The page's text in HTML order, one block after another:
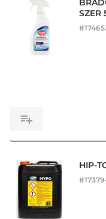
SZER
#
HIP-
#